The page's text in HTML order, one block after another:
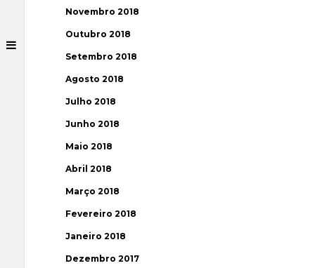
Novembro 2018
Outubro 2018
Setembro 2018
Agosto 2018
Julho 2018
Junho 2018
Maio 2018
Abril 2018
Março 2018
Fevereiro 2018
Janeiro 2018
Dezembro 2017